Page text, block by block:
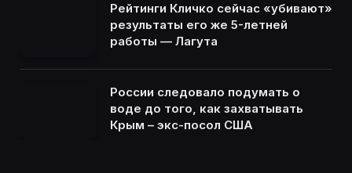
Рейтинги Кличко сейчас «убивают»
результаты его же 5-летней
работы — Лагута
России следовало подумать о
воде до того, как захватывать
Крым – экс-посол США